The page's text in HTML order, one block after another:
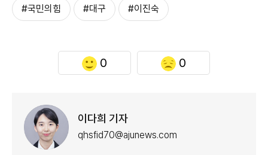
#국민의힘 #대구 #이진숙
0 0
이다희 기자
qhsfid70@ajunews.com